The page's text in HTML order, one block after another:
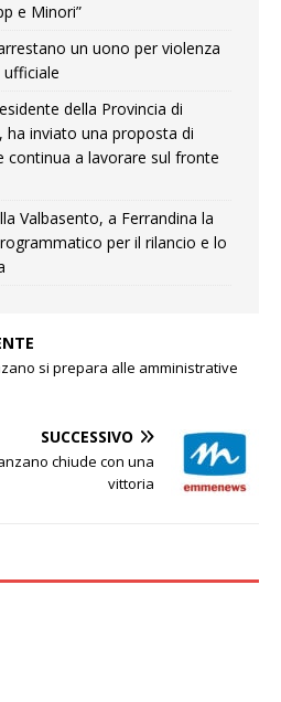
e Minori”
un uono per violenza
della Provincia di
ha inviato una proposta di
continua a lavorare sul fronte
Valbasento, a Ferrandina la
per il rilancio e lo
si prepara alle amministrative
SUCCESSIVO
chiude con una
vittoria